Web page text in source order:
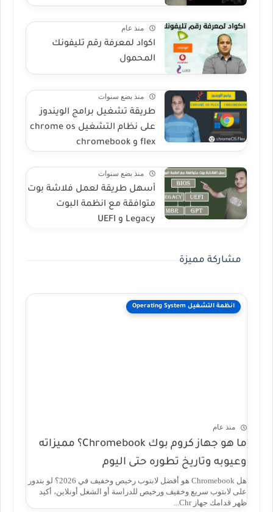
منذ عام
اكواد لمعرفة رقم تليفونك
المحمول
منذ بضع سنوات
طريقة تشغيل برامج الويندوز
على نظام التشغيل chrome os
flex و chromebook
منذ بضع سنوات
أسهل طريقة لعمل فلاشة بوت
متوافقة مع انظمة البوت
Legacy و UEFI
مشاركة مميزة
انظمة التشغيل Operating System
منذ عام
ما هو جهاز كروم بوك Chromebook؟ مميزاته
وعيوبه وتاريخ تطوره حتى اليوم
هل Chromebook هو أفضل لابتوب رخيص وخفيف في 2026؟ لو بتدور
على لابتوب سريع وخفيف ورخيص للدراسة أو الشغل أونلاين، أكيد
ظهر قدامك جهاز Chr...